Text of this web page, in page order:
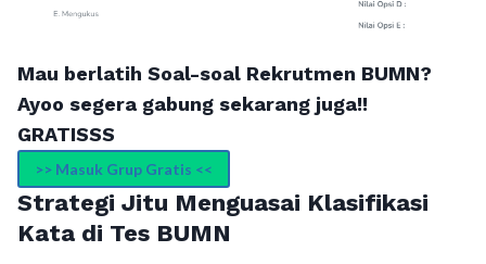
Mau berlatih Soal-soal Rekrutmen BUMN?
Ayoo segera gabung sekarang juga!!
GRATISSS
>> Masuk Grup Gratis <<
Strategi Jitu Menguasai Klasifikasi
Kata di Tes BUMN